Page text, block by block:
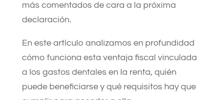
más comentados de cara a la próxima
declaración.
En este artículo analizamos en profundidad
cómo funciona esta ventaja fiscal vinculada
a los gastos dentales en la renta, quién
puede beneficiarse y qué requisitos hay que